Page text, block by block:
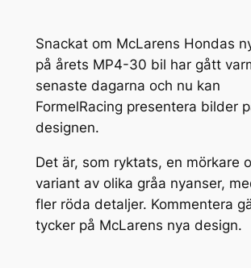
Snackat om McLarens Hondas
på årets MP4-30 bil har gått
senaste dagarna och nu kan
FormelRacing presentera bilder
designen.
Det är, som ryktats, en mörkare
variant av olika gråa nyanser,
fler röda detaljer. Kommentera
tycker på McLarens nya design.